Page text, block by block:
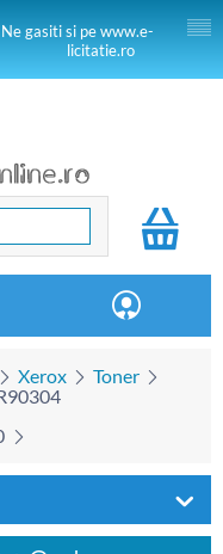
Ne gasiti si pe www.e-
licitatie.ro
Xerox
Toner